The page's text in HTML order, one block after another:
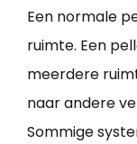
Een normale
ruimte. Een
meerdere
naar andere
Sommige